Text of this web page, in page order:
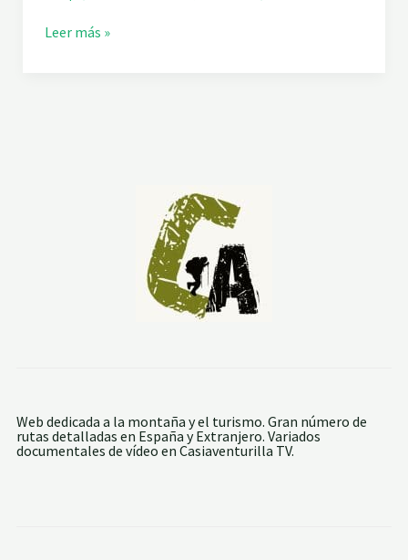
H
Leer más »
Web dedicada a la montaña y el turismo. Gran número de
rutas detalladas en España y Extranjero. Variados
documentales de vídeo en Casiaventurilla TV.